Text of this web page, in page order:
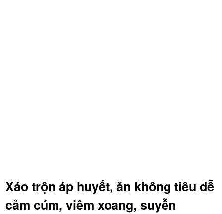
Xáo trộn áp huyết, ăn không tiêu dễ
cảm cúm, viêm xoang, suyễn